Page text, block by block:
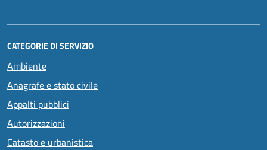
CATEGORIE DI SERVIZIO
Ambiente
Anagrafe e stato civile
Appalti pubblici
Autorizzazioni
Catasto e urbanistica